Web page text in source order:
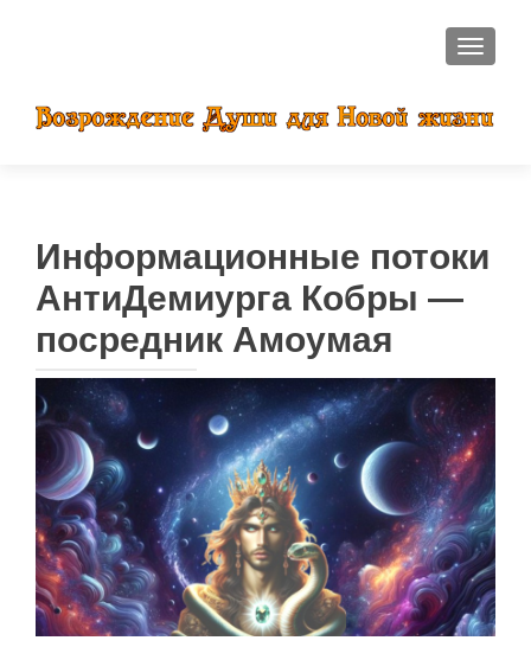
Информационные потоки
АнтиДемиурга Кобры —
посредник Амоумая